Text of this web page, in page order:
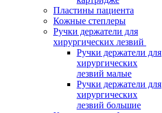
Пластины пациента
Кожные степлеры
Ручки держатели для
хирургических лезвий
Ручки держатели для
хирургических
лезвий малые
Ручки держатели для
хирургических
лезвий большие